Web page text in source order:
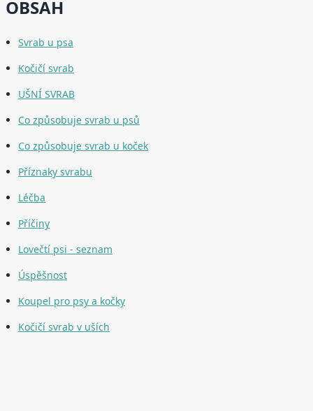
OBSAH
Svrab u psa
Kočičí svrab
UŠNÍ SVRAB
Co způsobuje svrab u psů
Co způsobuje svrab u koček
Příznaky svrabu
Léčba
Příčiny
Lovečtí psi - seznam
Úspěšnost
Koupel pro psy a kočky
Kočičí svrab v uších